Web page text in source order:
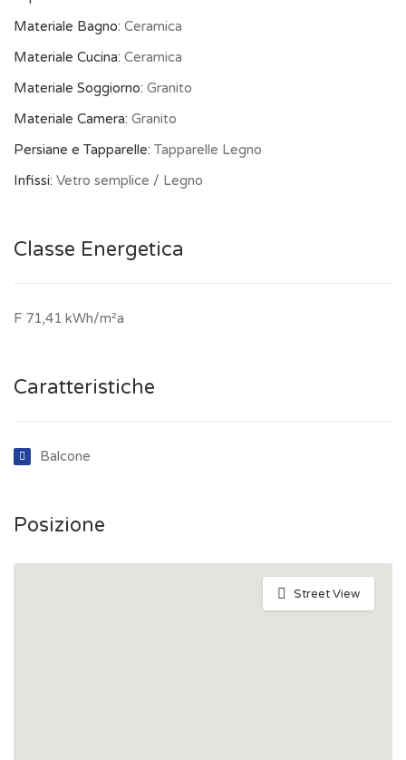
Materiale Bagno: Ceramica
Materiale Cucina: Ceramica
Materiale Soggiorno: Granito
Materiale Camera: Granito
Persiane e Tapparelle: Tapparelle Legno
Infissi: Vetro semplice / Legno
Classe Energetica
F 71,41 kWh/m²a
Caratteristiche
Balcone
Posizione
Street View